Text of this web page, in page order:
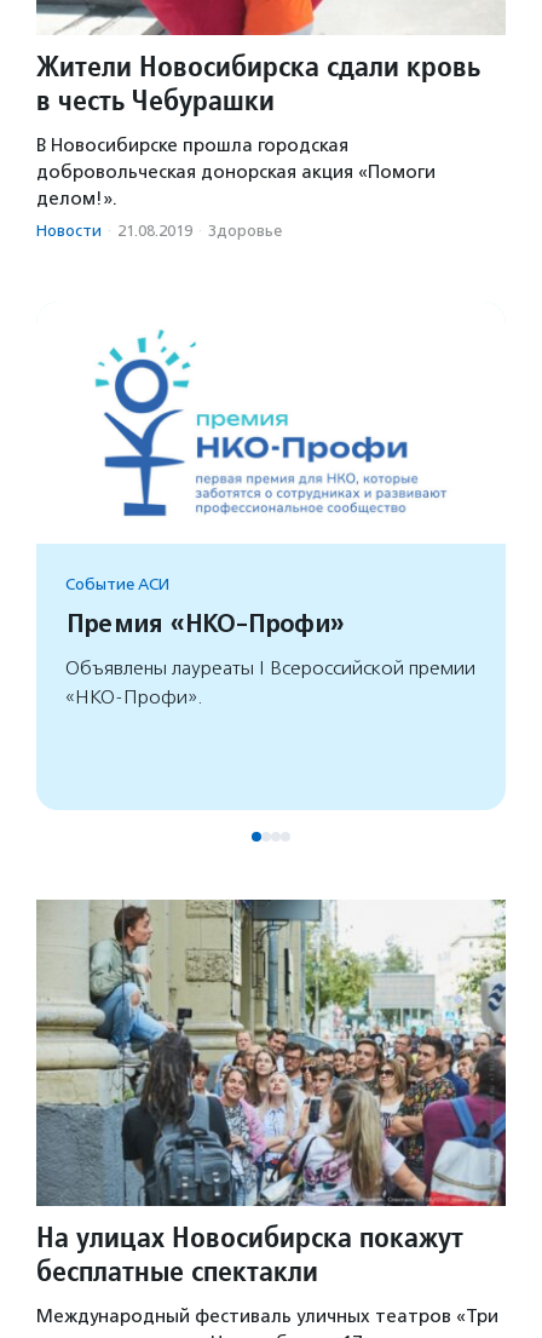
Жители Новосибирска сдали кровь
в честь Чебурашки
В Новосибирске прошла городская
добровольческая донорская акция «Помоги
делом!».
Новости · 21.08.2019 · Здоровье
Событие АСИ
Премия «НКО-Профи»
Объявлены лауреаты I Всероссийской премии
«НКО-Профи».
На улицах Новосибирска покажут
бесплатные спектакли
Международный фестиваль уличных театров «Три